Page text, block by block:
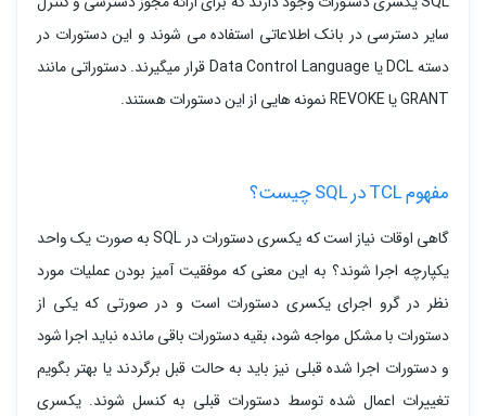
سایر دسترسی در بانک اطلاعاتی استفاده می شوند و این دستورات در
دسته DCL یا Data Control Language قرار میگیرند. دستوراتی مانند
GRANT یا REVOKE نمونه هایی از این دستورات هستند.
مفهوم TCL در SQL چیست؟
گاهی اوقات نیاز است که یکسری دستورات در SQL به صورت یک واحد
یکپارچه اجرا شوند؟ به این معنی که موفقیت آمیز بودن عملیات مورد
نظر در گرو اجرای یکسری دستورات است و در صورتی که یکی از
دستورات با مشکل مواجه شود، بقیه دستورات باقی مانده نباید اجرا شود
و دستورات اجرا شده قبلی نیز باید به حالت قبل برگردند یا بهتر بگویم
تغییرات اعمال شده توسط دستورات قبلی به کنسل شوند. یکسری